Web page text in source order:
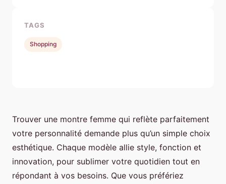
Trouver une montre femme qui reflète parfaitement
votre personnalité demande plus qu’un simple choix
esthétique. Chaque modèle allie style, fonction et
innovation, pour sublimer votre quotidien tout en
répondant à vos besoins. Que vous préfériez
TAGS
Shopping